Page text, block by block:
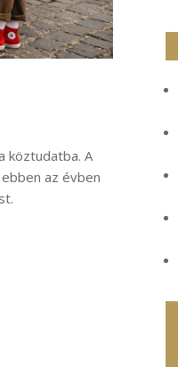
köztudatba. A
az évben